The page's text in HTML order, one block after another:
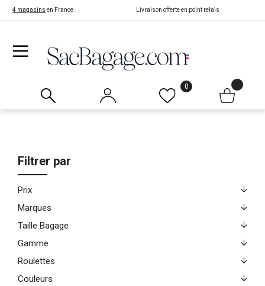
4 magasins en France Livraison offerte en point relais
0
Filtrer par
Prix
Marques
Taille Bagage
Gamme
Roulettes
Couleurs